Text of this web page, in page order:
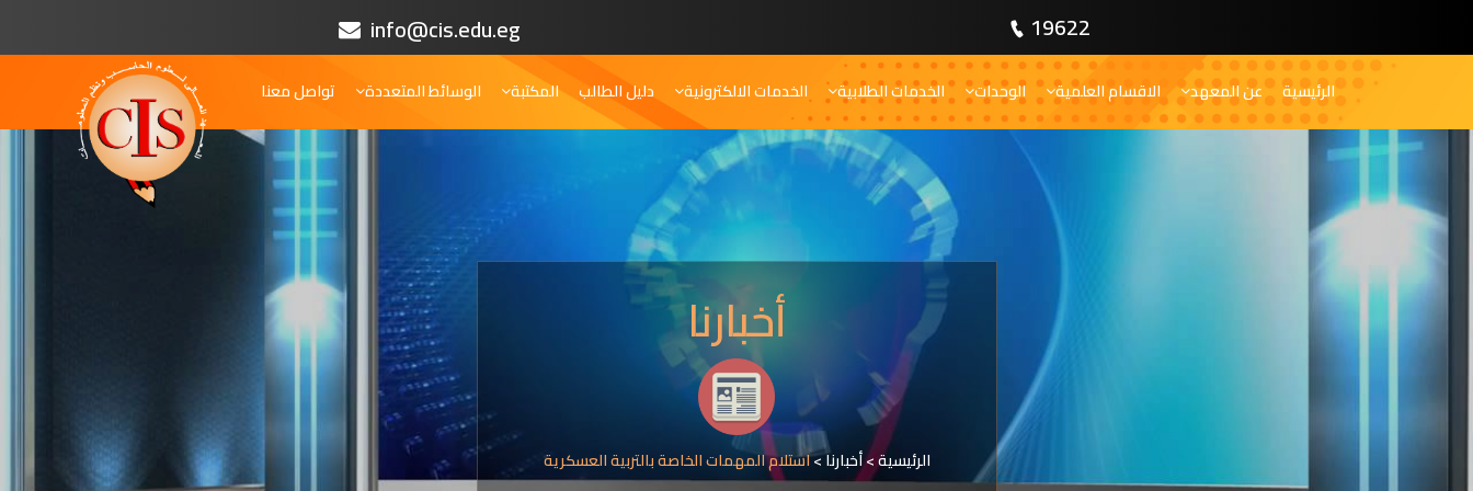
19622
info@cis.edu.eg
الرئيسية عن المعهد الاقسام العلمية الوحدات الخدمات الطلابية الخدمات الالكترونية دليل الطالب المكتبة الوسائط المتعددة تواصل معنا
أخبارنا
الرئيسية>أخبارنا>استلام المهمات الخاصة بالتربية العسكرية